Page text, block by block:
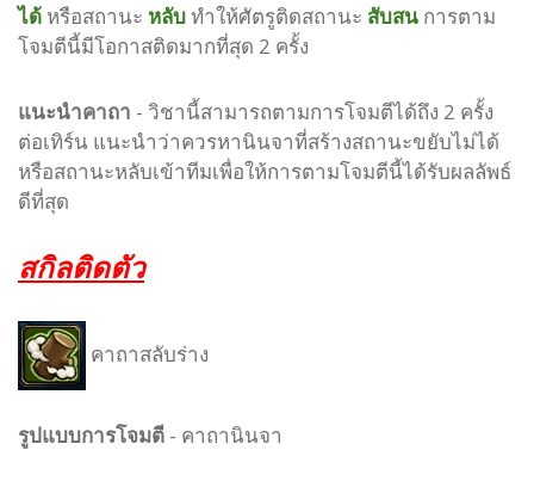
ได้ หรือสถานะ หลับทำให้ศัตรูติดสถานะ สับสน การตาม
โจมตีนี้มีโอกาสติดมากที่สุด 2 ครั้ง
แนะนำคาถา - วิชานี้สามารถตามการโจมตีได้ถึง 2 ครั้ง
ต่อเทิร์น แนะนำว่าควรหานินจาที่สร้างสถานะขยับไม่ได้
หรือสถานะหลับเข้าทีมเพื่อให้การตามโจมตีนี้ได้รับผลลัพธ์
ดีที่สุด
สกิลติดตัว
คาถาสลับร่าง
รูปแบบการโจมตี - คาถานินจา